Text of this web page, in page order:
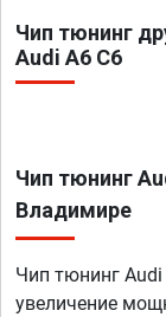
Чип тюнинг
Audi A6 C6
Чип тюнинг
Владимире
Чип тюнинг Audi
увеличение